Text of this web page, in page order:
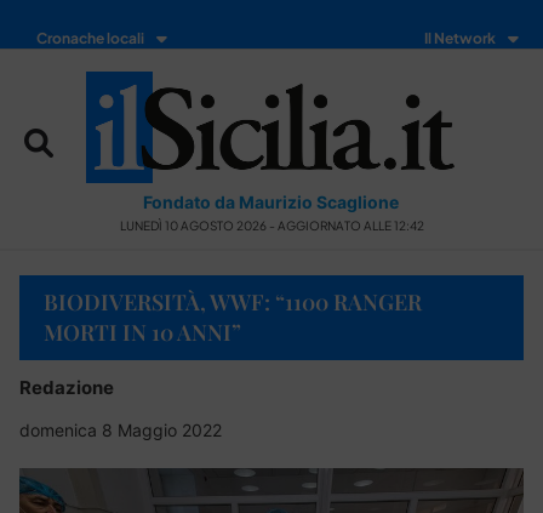
Cronache locali Il Network
Fondato da Maurizio Scaglione
LUNEDÌ 10 AGOSTO 2026 - AGGIORNATO ALLE 12:42
BIODIVERSITÀ, WWF: “1100 RANGER
MORTI IN 10 ANNI”
Redazione
domenica 8 Maggio 2022